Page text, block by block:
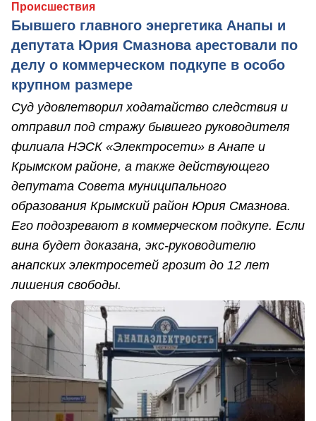
Происшествия
Бывшего главного энергетика Анапы и
депутата Юрия Смазнова арестовали по
делу о коммерческом подкупе в особо
крупном размере
Суд удовлетворил ходатайство следствия и
отправил под стражу бывшего руководителя
филиала НЭСК «Электросети» в Анапе и
Крымском районе, а также действующего
депутата Совета муниципального
образования Крымский район Юрия Смазнова.
Его подозревают в коммерческом подкупе. Если
вина будет доказана, экс-руководителю
анапских электросетей грозит до 12 лет
лишения свободы.